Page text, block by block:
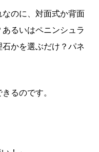
のに、対面式か背面
るいはペニンシュラ
かを選ぶだけ？パネ
るのです。